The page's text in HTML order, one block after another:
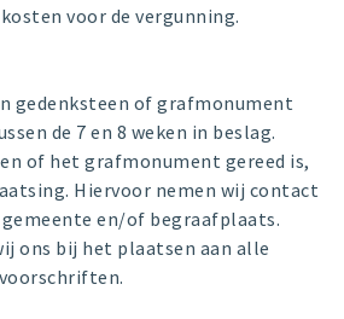
voor de vergunning.
gedenksteen of grafmonument
de 7 en 8 weken in beslag.
of het grafmonument gereed is,
Hiervoor nemen wij contact
en/of begraafplaats.
ons bij het plaatsen aan alle